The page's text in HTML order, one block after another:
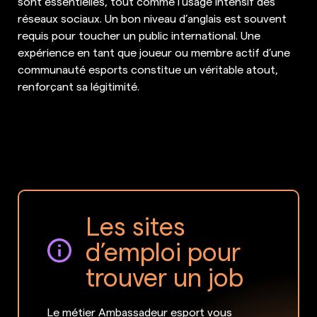
réseaux sociaux. Un bon niveau d’anglais est souvent
requis pour toucher un public international. Une
expérience en tant que joueur ou membre actif d’une
communauté esports constitue un véritable atout,
renforçant sa légitimité.
Les sites
d’emploi pour
trouver un job
Le métier Ambassadeur esport vous